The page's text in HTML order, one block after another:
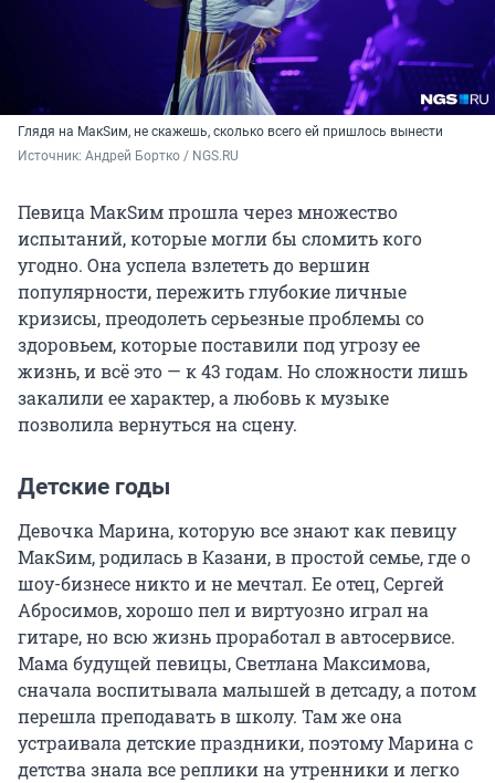
Глядя на МакSим, не скажешь, сколько всего ей пришлось вынести
Источник: Андрей Бортко / NGS.RU
Певица МакSим прошла через множество
испытаний, которые могли бы сломить кого
угодно. Она успела взлететь до вершин
популярности, пережить глубокие личные
кризисы, преодолеть серьезные проблемы со
здоровьем, которые поставили под угрозу ее
жизнь, и всё это — к 43 годам. Но сложности лишь
закалили ее характер, а любовь к музыке
позволила вернуться на сцену.
Детские годы
Девочка Марина, которую все знают как певицу
МакSим, родилась в Казани, в простой семье, где о
шоу-бизнесе никто и не мечтал. Ее отец, Сергей
Абросимов, хорошо пел и виртуозно играл на
гитаре, но всю жизнь проработал в автосервисе.
Мама будущей певицы, Светлана Максимова,
сначала воспитывала малышей в детсаду, а потом
перешла преподавать в школу. Там же она
устраивала детские праздники, поэтому Марина с
детства знала все реплики на утренники и легко